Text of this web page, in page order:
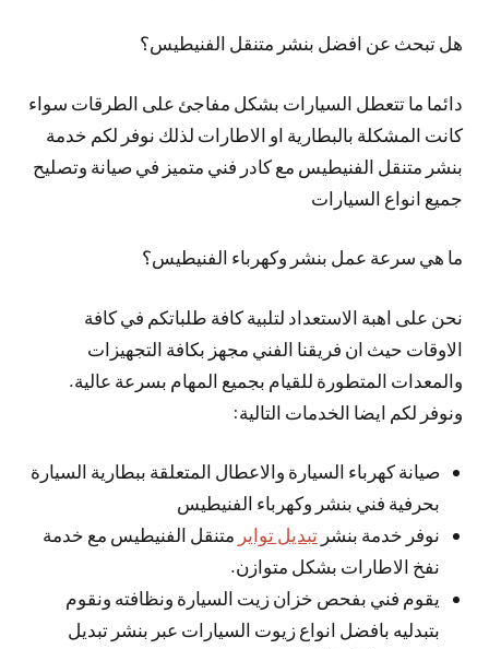
هل تبحث عن افضل بنشر متنقل الفنيطيس؟
دائما ما تتعطل السيارات بشكل مفاجئ على الطرقات سواء
كانت المشكلة بالبطارية او الاطارات لذلك نوفر لكم خدمة
بنشر متنقل الفنيطيس مع كادر فني متميز في صيانة وتصليح
جميع انواع السيارات
ما هي سرعة عمل بنشر وكهرباء الفنيطيس؟
نحن على اهبة الاستعداد لتلبية كافة طلباتكم في كافة
الاوقات حيث ان فريقنا الفني مجهز بكافة التجهيزات
والمعدات المتطورة للقيام بجميع المهام بسرعة عالية.
ونوفر لكم ايضا الخدمات التالية:
صيانة كهرباء السيارة والاعطال المتعلقة ببطارية السيارة
بحرفية فني بنشر وكهرباء الفنيطيس
نوفر خدمة بنشرتبديل تواير متنقل الفنيطيس مع خدمة
نفخ الاطارات بشكل متوازن.
يقوم فني بفحص خزان زيت السيارة ونظافته ونقوم
بتبدليه بافضل انواع زيوت السيارات عبر بنشر تبديل